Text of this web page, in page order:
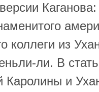
из
ли. В
Каролины и